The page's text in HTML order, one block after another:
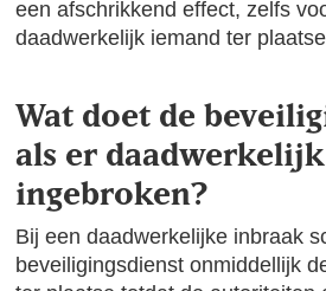
een afschrikkend effect, zelfs
daadwerkelijk iemand ter
Wat doet de
als er
ingebroken?
Bij een daadwerkelijke inbraak
beveiligingsdienst onmiddellijk